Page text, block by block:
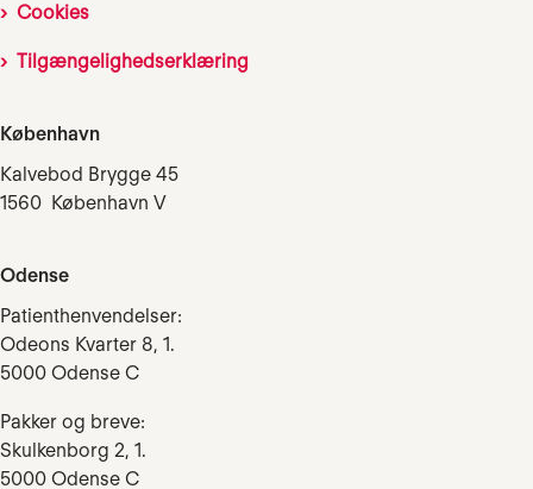
Cookies
Tilgængelighedserklæring
København
Kalvebod Brygge 45
1560 København V
Odense
Patienthenvendelser:
Odeons Kvarter 8, 1.
5000 Odense C
Pakker og breve:
Skulkenborg 2, 1.
5000 Odense C